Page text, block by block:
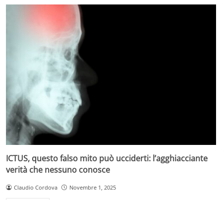
ICTUS, questo falso mito può ucciderti: l’agghiacciante
verità che nessuno conosce
Claudio Cordova Novembre 1, 2025